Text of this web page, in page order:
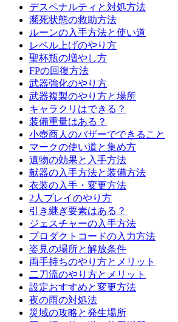
デスペナルティと対処方法
瀕死状態の救助方法
ルーンの入手方法と使い道
レベル上げのやり方
聖杯瓶の増やし方
FPの回復方法
武器強化のやり方
武器複製のやり方と場所
キャラクリはできる？
装備重量はある？
小壺商人のバザーでできること
マークの使い道と集め方
遺物の効果と入手方法
献器の入手方法と装備方法
衣装の入手・変更方法
2人プレイのやり方
引き継ぎ要素はある？
ジェスチャーの入手方法
プロダクトコードの入力方法
姿見の場所と解放条件
両手持ちのやり方とメリット
二刀流のやり方とメリット
設定おすすめと変更方法
夜の雨の対処法
災域の攻略と発生場所